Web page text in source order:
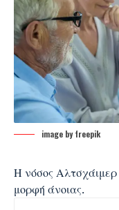
image by freepik
Η νόσος Αλτσχάιμερ
μορφή άνοιας.